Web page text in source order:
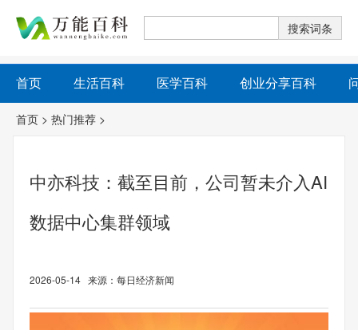
首页 生活百科 医学百科 创业分享百科
首页 > 热门推荐 >
中亦科技：截至目前，公司暂未介入AI
数据中心集群领域
2026-05-14 来源：每日经济新闻